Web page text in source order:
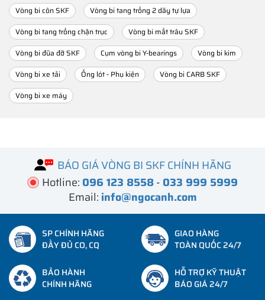
Vòng bi côn SKF
Vòng bi tang trống 2 dãy tự lựa
Vòng bi tang trống chặn trục
Vòng bi mắt trâu SKF
Vòng bi đũa đỡ SKF
Cụm vòng bi Y-bearings
Vòng bi kim
Vòng bi xe tải
Ống lót - Phụ kiện
Vòng bi CARB SKF
Vòng bi xe máy
BÁO GIÁ VÒNG BI SKF CHÍNH HÃNG
Hotline: 096 123 8558- 033 999 5999
Email: info@ngocanh.com
SP CHÍNH HÃNG
ĐẦY ĐỦ CO, CQ
GIAO HÀNG
TOÀN QUỐC 24/7
BẢO HÀNH
CHÍNH HÃNG
HỖ TRỢ KỸ THUẬT
BÁO GIÁ 24/7